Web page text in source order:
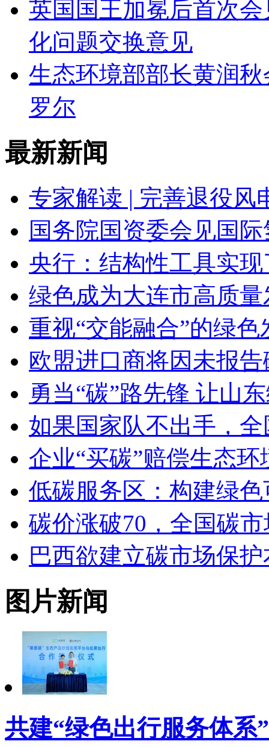
英国国王加冕后首次
化问题交换意见
生态环境部部长黄润
罗尔
最新新闻
专家解读 | 完善退役风
国务院国资委会见国
央行：结构性工具实
绿色成为大连市高质
重视“交能融合”的绿色
欧盟进口商将因未报
勇当“碳”路先锋 让山
如果国家队不出手，
企业“买碳”赔偿生态
低碳服务区：构建绿
碳价涨破70，全国碳
巴西欲建立碳市场保
图片新闻
共建“绿色出行服务体系